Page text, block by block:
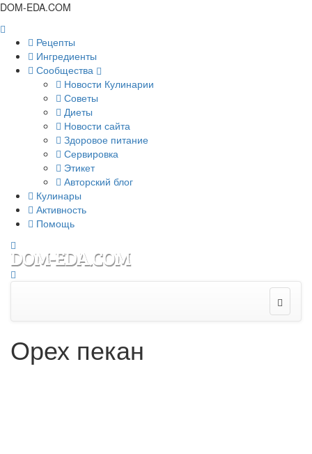
DOM-EDA.COM
Рецепты
Ингредиенты
Сообщества
Новости Кулинарии
Советы
Диеты
Новости сайта
Здоровое питание
Сервировка
Этикет
Авторский блог
Кулинары
Активность
Помощь
Орех пекан